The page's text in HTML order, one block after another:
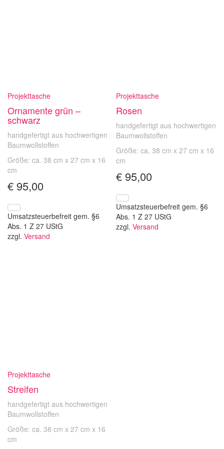
Projekttasche
Ornamente grün –
schwarz
handgefertigt aus hochwertigen
Baumwollstoffen
Größe: ca. 38 cm x 27 cm x 16
cm
€ 95,00
Umsatzsteuerbefreit gem. §6
Abs. 1 Z 27 UStG
zzgl. Versand
Projekttasche
Rosen
handgefertigt aus hochwertigen
Baumwollstoffen
Größe: ca. 38 cm x 27 cm x 16
cm
€ 95,00
Umsatzsteuerbefreit gem. §6
Abs. 1 Z 27 UStG
zzgl.Versand
Projekttasche
Streifen
handgefertigt aus hochwertigen
Baumwollstoffen
Größe: ca. 38 cm x 27 cm x 16
cm